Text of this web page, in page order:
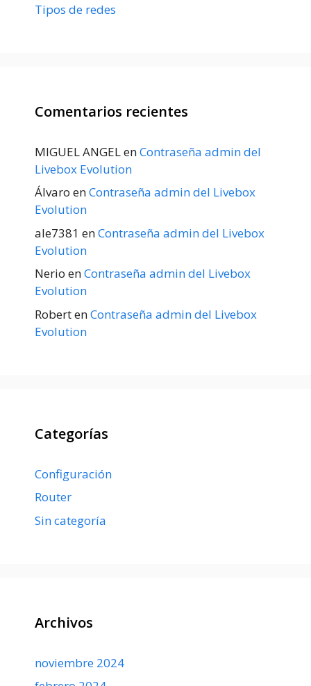
Tipos de redes
Comentarios recientes
MIGUEL ANGELenContraseña admin del
Livebox Evolution
Álvaro enContraseña admin del Livebox
Evolution
ale7381 enContraseña admin del Livebox
Evolution
Nerio enContraseña admin del Livebox
Evolution
RobertenContraseña admin del Livebox
Evolution
Categorías
Configuración
Router
Sin categoría
Archivos
noviembre 2024